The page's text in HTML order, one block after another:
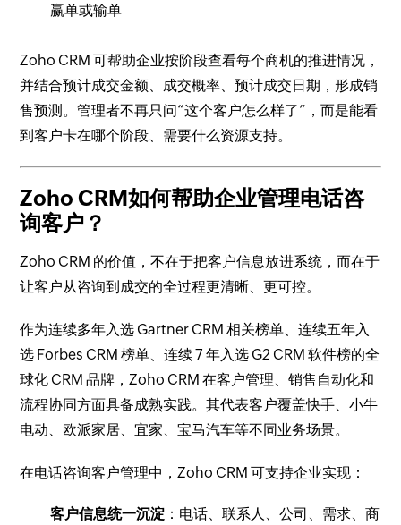
赢单或输单
Zoho CRM 可帮助企业按阶段查看每个商机的推进情况，
并结合预计成交金额、成交概率、预计成交日期，形成销
售预测。管理者不再只问“这个客户怎么样了”，而是能看
到客户卡在哪个阶段、需要什么资源支持。
Zoho CRM如何帮助企业管理电话咨
询客户？
Zoho CRM 的价值，不在于把客户信息放进系统，而在于
让客户从咨询到成交的全过程更清晰、更可控。
作为连续多年入选 Gartner CRM 相关榜单、连续五年入
选 Forbes CRM 榜单、连续 7 年入选 G2 CRM 软件榜的全
球化 CRM 品牌，Zoho CRM 在客户管理、销售自动化和
流程协同方面具备成熟实践。其代表客户覆盖快手、小牛
电动、欧派家居、宜家、宝马汽车等不同业务场景。
在电话咨询客户管理中，Zoho CRM 可支持企业实现：
客户信息统一沉淀 ：电话、联系人、公司、需求、商